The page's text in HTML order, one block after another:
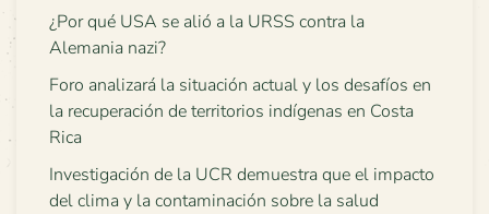
¿Por qué USA se alió a la URSS contra la
Alemania nazi?
Foro analizará la situación actual y los desafíos en
la recuperación de territorios indígenas en Costa
Rica
Investigación de la UCR demuestra que el impacto
del clima y la contaminación sobre la salud